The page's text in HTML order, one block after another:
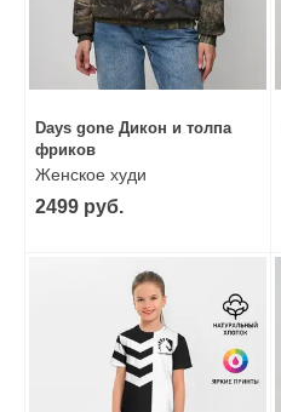
Days gone Дикон и толпа
фриков
Женское худи
2499 руб.